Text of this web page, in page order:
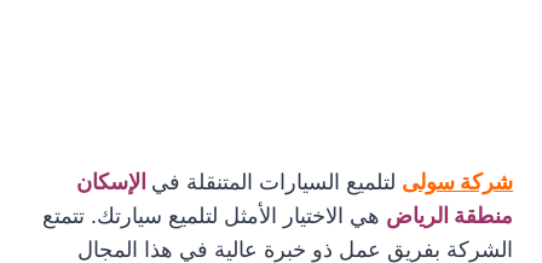
شركة سولى لتلميع السيارات المتنقلة في الإسكان
منطقة الرياض هي الاختيار الأمثل لتلميع سيارتك. تتمتع
الشركة بفريق عمل ذو خبرة عالية في هذا المجال